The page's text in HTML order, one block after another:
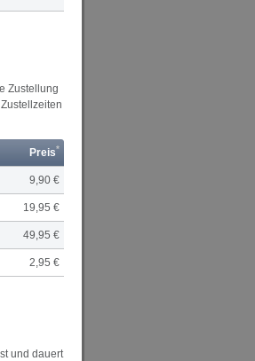
Zustellung
Preis*
9,90 €
19,95 €
49,95 €
2,95 €
und dauert